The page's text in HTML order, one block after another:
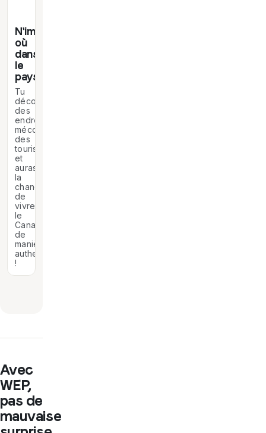
N'importe
où
dans
le
pays
Tu
découvriras
des
endroits
méconnus
des
touristes
et
auras
la
chance
de
vivre
le
Canada
de
manière
authentique
!
Avec
WEP,
pas de
mauvaise